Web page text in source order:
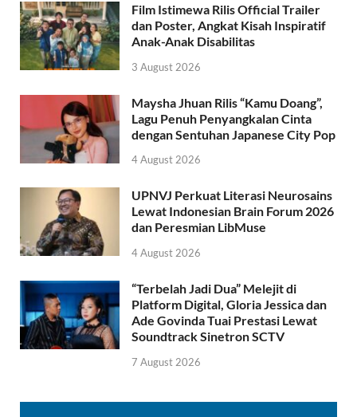
Film Istimewa Rilis Official Trailer
dan Poster, Angkat Kisah Inspiratif
Anak-Anak Disabilitas
3 August 2026
Maysha Jhuan Rilis “Kamu Doang”,
Lagu Penuh Penyangkalan Cinta
dengan Sentuhan Japanese City Pop
4 August 2026
UPNVJ Perkuat Literasi Neurosains
Lewat Indonesian Brain Forum 2026
dan Peresmian LibMuse
4 August 2026
“Terbelah Jadi Dua” Melejit di
Platform Digital, Gloria Jessica dan
Ade Govinda Tuai Prestasi Lewat
Soundtrack Sinetron SCTV
7 August 2026